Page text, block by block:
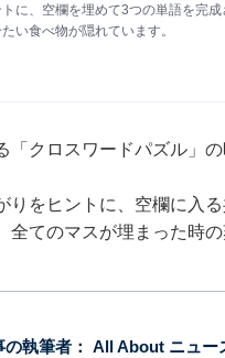
に、空欄を埋めて3つの単語を完
い食べ物が隠れています。
「クロスワードパズル」の
りをヒントに、空欄に入
全てのマスが埋まった時
執筆者： All About ニュー